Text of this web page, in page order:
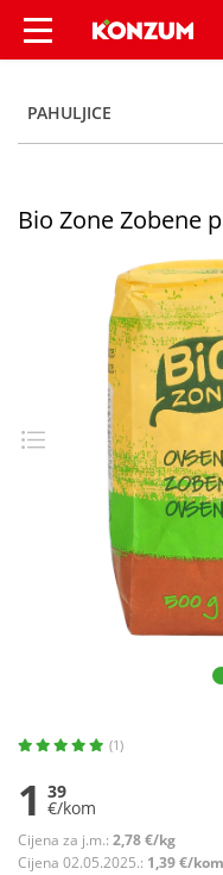
Bio Zone
PAHULJICE
Bio Zone Zobene
(1)
1 39
€/kom
Cijena za j.m.: 2,78 €/kg
Cijena 02.05.2025.: 1,39 €/kom